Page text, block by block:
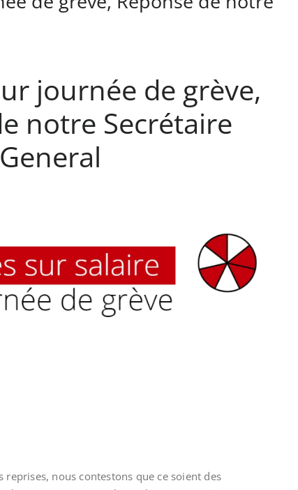
journée de grève,
notre Secrétaire
reprises, nous contestons que ce soient des